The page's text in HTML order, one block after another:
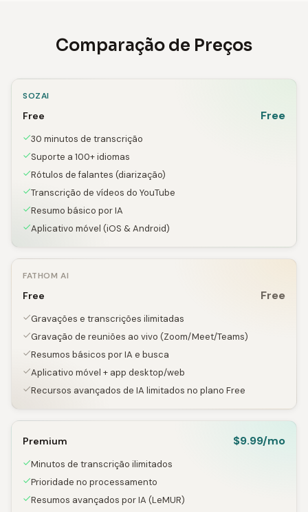
Comparação de Preços
SOZAI
Free Free
30 minutos de transcrição
Suporte a 100+ idiomas
Rótulos de falantes (diarização)
Transcrição de vídeos do YouTube
Resumo básico por IA
Aplicativo móvel (iOS & Android)
FATHOM AI
Free Free
Gravações e transcrições ilimitadas
Gravação de reuniões ao vivo (Zoom/Meet/Teams)
Resumos básicos por IA e busca
Aplicativo móvel + app desktop/web
Recursos avançados de IA limitados no plano Free
Premium $9.99/mo
Minutos de transcrição ilimitados
Prioridade no processamento
Resumos avançados por IA (LeMUR)